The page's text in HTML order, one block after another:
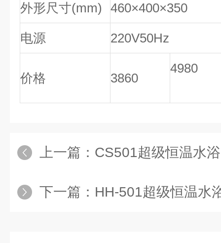
外形尺寸(mm) 460×400×350
电源 220V50Hz
价格 3860
4980
上一篇： CS501超级恒温水
下一篇： HH-501超级恒温水浴